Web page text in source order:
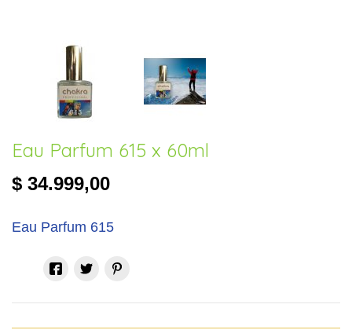
Eau Parfum 615 x 60ml
$ 34.999,00
Eau Parfum 615